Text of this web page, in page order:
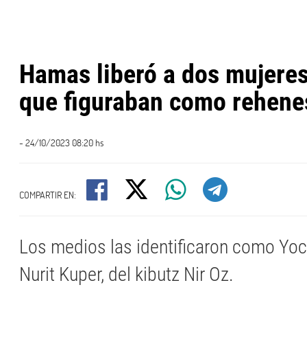
Hamas liberó a dos
que figuraban como
- 24/10/2023 08:20 hs
COMPARTIR EN:
Los medios las identificaron como
Nurit Kuper, del kibutz Nir Oz.